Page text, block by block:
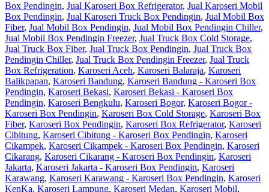
Box Pendingin, Jual Karoseri Box Refrigerator, Jual Karoseri Mobil
Box Pendingin, Jual Karoseri Truck Box Pendingin, Jual Mobil Box
Fiber, Jual Mobil Box Pendingin, Jual Mobil Box Pendingin Chiller,
Jual Mobil Box Pendingin Freezer, Jual Truck Box Cold Storage,
Jual Truck Box Fiber, Jual Truck Box Pendingin, Jual Truck Box
Pendingin Chiller, Jual Truck Box Pendingin Freezer, Jual Truck
Box Refrigeration, Karoseri Aceh, Karoseri Balaraja, Karoseri
Balikpapan, Karoseri Bandung, Karoseri Bandung - Karoseri Box
Pendingin, Karoseri Bekasi, Karoseri Bekasi - Karoseri Box
Pendingin, Karoseri Bengkulu, Karoseri Bogor, Karoseri Bogor -
Karoseri Box Pendingin, Karoseri Box Cold Storage, Karoseri Box
Fiber, Karoseri Box Pendingin, Karoseri Box Refrigerator, Karoseri
Cibitung, Karoseri Cibitung - Karoseri Box Pendingin, Karoseri
Cikampek, Karoseri Cikampek - Karoseri Box Pendingin, Karoseri
Cikarang, Karoseri Cikarang - Karoseri Box Pendingin, Karoseri
Jakarta, Karoseri Jakarta - Karoseri Box Pendingin, Karoseri
Karawang, Karoseri Karawang - Karoseri Box Pendingin, Karoseri
KenKa, Karoseri Lampung, Karoseri Medan, Karoseri Mobil,